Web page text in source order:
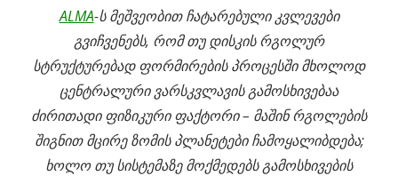
ALMA-ს მეშვეობით ჩატარებული კვლევები
გვიჩვენებს, რომ თუ დისკის რგოლურ
სტრუქტურებად ფორმირების პროცესში მხოლოდ
ცენტრალური ვარსკვლავის გამოსხივებაა
ძირითადი ფიზიკური ფაქტორი – მაშინ რგოლების
შიგნით მცირე ზომის პლანეტები ჩამოყალიბდება;
ხოლო თუ სისტემაზე მოქმედებს გამოსხივების